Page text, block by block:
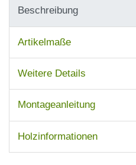
Beschreibung
Artikelmaße
Weitere Details
Montageanleitung
Holzinformationen